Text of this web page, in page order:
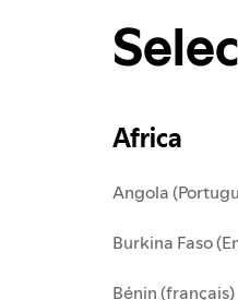
Africa
Angola
Burkina Faso
Bénin (français)